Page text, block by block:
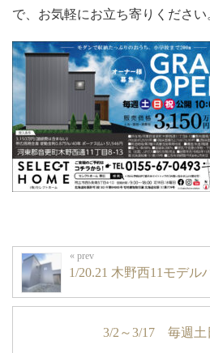
で、お気軽にお立ち寄りください
1/20.21 木野西11モデル
3/2～3/17 毎週